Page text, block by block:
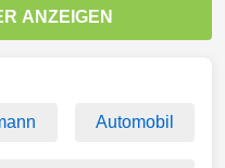
ANZEIGEN
Automobil